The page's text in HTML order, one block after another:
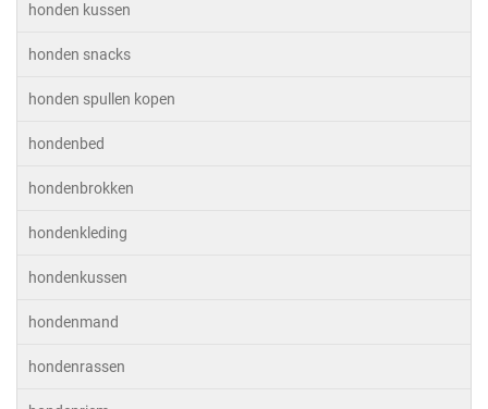
honden kussen
honden snacks
honden spullen kopen
hondenbed
hondenbrokken
hondenkleding
hondenkussen
hondenmand
hondenrassen